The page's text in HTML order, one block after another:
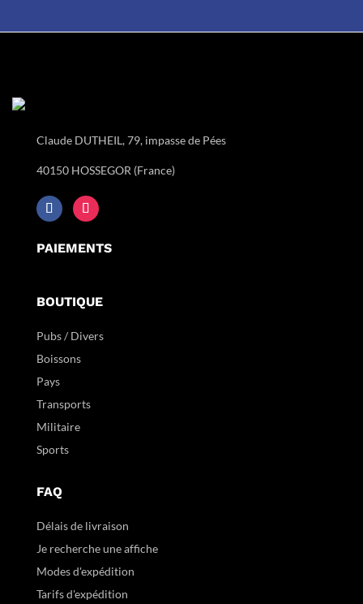
Claude DUTHEIL, 79, impasse de Pées
40150 HOSSEGOR (France)
PAIEMENTS
BOUTIQUE
Pubs / Divers
Boissons
Pays
Transports
Militaire
Sports
FAQ
Délais de livraison
Je recherche une affiche
Modes d'expédition
Tarifs d'expédition